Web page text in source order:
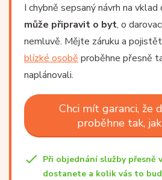
I chybně sepsaný návrh na
může připravit o byt, o
nemluvě. Mějte záruku a
blízké osobě proběhne přesně
naplánovali.
Chci mít garanci, že
proběhne tak,
Při objednání služby přesně
dostanete a kolik vás to